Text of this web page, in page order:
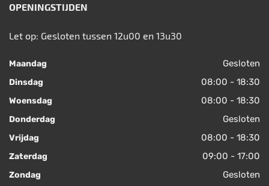
OPENINGSTIJDEN
Let op: Gesloten tussen 12u00 en 13u30
Maandag Gesloten
Dinsdag 08:00 - 18:30
Woensdag 08:00 - 18:30
Donderdag Gesloten
Vrijdag 08:00 - 18:30
Zaterdag 09:00 - 17:00
Zondag Gesloten